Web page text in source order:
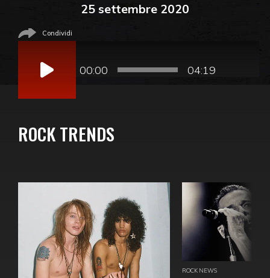
25 settembre 2020
Condividi
00:00 04:19
ROCK TRENDS
ROCK NEWS